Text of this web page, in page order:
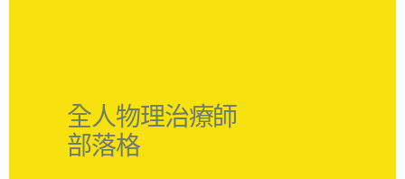
全人物理治療師
部落格